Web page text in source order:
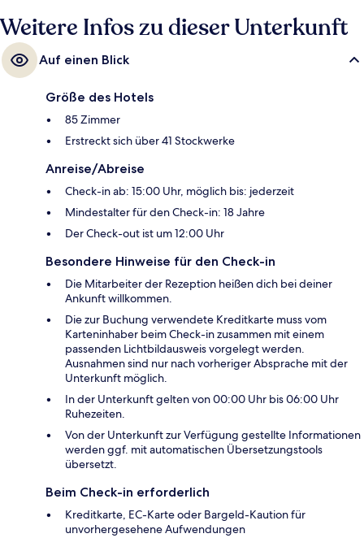
Weitere Infos zu dieser Unterkunft
Auf einen Blick
Größe des Hotels
85 Zimmer
Erstreckt sich über 41 Stockwerke
Anreise/Abreise
Check-in ab: 15:00 Uhr, möglich bis: jederzeit
Mindestalter für den Check-in: 18 Jahre
Der Check-out ist um 12:00 Uhr
Besondere Hinweise für den Check-in
Die Mitarbeiter der Rezeption heißen dich bei deiner
Ankunft willkommen.
Die zur Buchung verwendete Kreditkarte muss vom
Karteninhaber beim Check-in zusammen mit einem
passenden Lichtbildausweis vorgelegt werden.
Ausnahmen sind nur nach vorheriger Absprache mit der
Unterkunft möglich.
In der Unterkunft gelten von 00:00 Uhr bis 06:00 Uhr
Ruhezeiten.
Von der Unterkunft zur Verfügung gestellte Informationen
werden ggf. mit automatischen Übersetzungstools
übersetzt.
Beim Check-in erforderlich
Kreditkarte, EC-Karte oder Bargeld-Kaution für
unvorhergesehene Aufwendungen